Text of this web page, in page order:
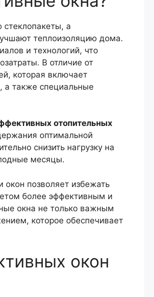
стеклопакеты, а
теплоизоляцию дома.
и технологий, что
В отличие от
которая включает
а также специальные
отопительных
оптимальной
снизить нагрузку на
месяцы.
окон позволяет избежать
более эффективным и
окна не только важным
которое обеспечивает
окон